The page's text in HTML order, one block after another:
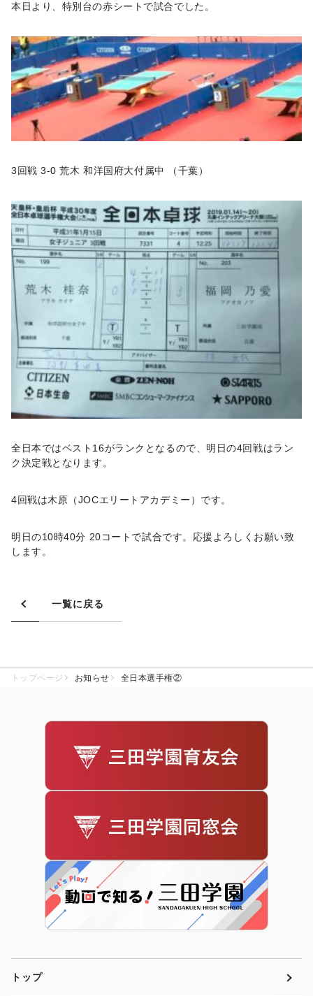
本日より、特別台の赤シートで試合でした。
3回戦 3-0 荒木 和洋国府大付属中 （千葉）
全日本ではベスト16がランクとなるので、明日の4回戦はラン
ク決定戦となります。
4回戦は木原（JOCエリートアカデミー）です。
明日の10時40分 20コートで試合です。応援よろしくお願い致
します。
一覧に戻る
トップページ お知らせ 全日本選手権②
トップ